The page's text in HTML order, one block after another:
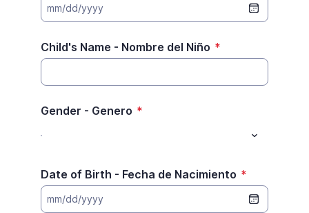
mm/dd/yyyy
Child's Name - Nombre del Niño *
Gender - Genero *
Date of Birth - Fecha de Nacimiento *
mm/dd/yyyy